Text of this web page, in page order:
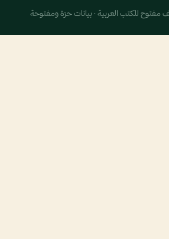
للكتب العربية · بيانات حرّة ومفتوحة